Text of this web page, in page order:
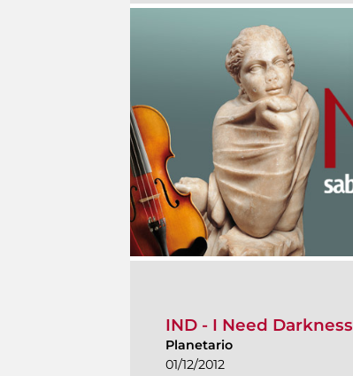
IND - I Need Darkness
Planetario
01/12/2012